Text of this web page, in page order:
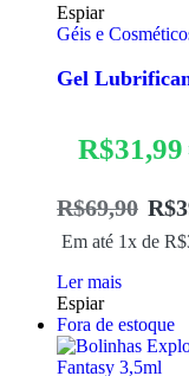
Espiar
Géis e
Gel
R$69,90 R$
Em até 1x de R$
R$31,99
Ler mais
Espiar
Fora de estoque